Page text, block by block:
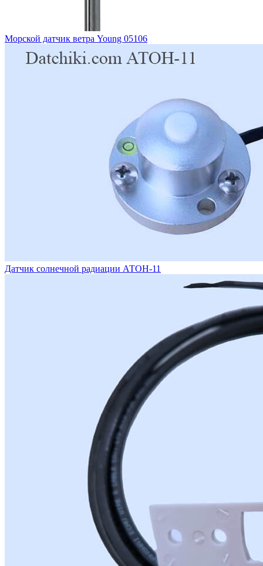
Морской датчик ветра Young 05106
Датчик солнечной радиации АТОН-11